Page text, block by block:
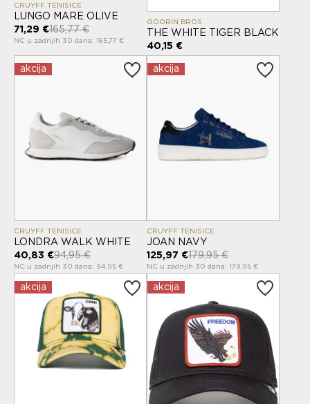
CRUYFF TENISICE
LUNGO MARE OLIVE
71,29 €165,77 €
NC u zadnjih 30 dana: 165,77 €
GOORIN BROS.
THE WHITE TIGER BLACK
40,15 €
akcija
CRUYFF TENISICE
LONDRA WALK WHITE
40,83 €94,95 €
NC u zadnjih 30 dana: 94,95 €
akcija
CRUYFF TENISICE
JOAN NAVY
125,97 €179,95 €
NC u zadnjih 30 dana: 179,95 €
akcija akcija